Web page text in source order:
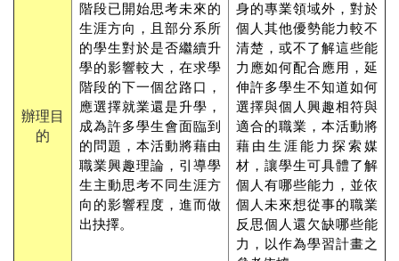
辦理目
的
階段已開始思考未來的
生涯方向，且部分系所
的學生對於是否繼續升
學的影響較大，在求學
階段的下一個岔路口，
應選擇就業還是升學，
成為許多學生會面臨到
的問題，本活動將藉由
職業興趣理論，引導學
生主動思考不同生涯方
向的影響程度，進而做
出抉擇。
身的專業領域外，對於
個人其他優勢能力較不
清楚，或不了解這些能
力應如何配合應用，延
伸許多學生不知道如何
選擇與個人興趣相符與
適合的職業，本活動將
藉由生涯能力探索媒
材，讓學生可具體了解
個人有哪些能力，並依
個人未來想從事的職業
反思個人還欠缺哪些能
力，以作為學習計畫之